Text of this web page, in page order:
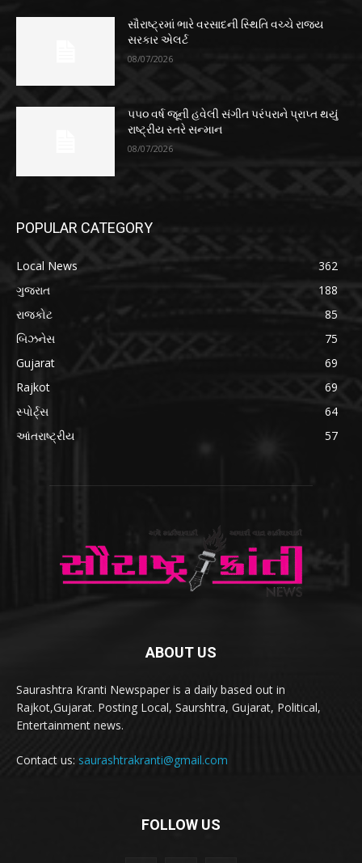
સૌરાષ્ટ્રમાં ભારે વરસાદની સ્થિતિ વચ્ચે રાજ્ય
સરકાર એલર્ટ
08/07/2026
૫૫૦ વર્ષ જૂની હવેલી સંગીત પરંપરાને પ્રાપ્ત થયું
રાષ્ટ્રીય સ્તરે સન્માન
08/07/2026
POPULAR CATEGORY
Local News
362
ગુજરાત
188
રાજકોટ
85
બિઝનેસ
75
Gujarat
69
Rajkot
69
સ્પોર્ટ્સ
64
આંતરાષ્ટ્રીય
57
ABOUT US
Saurashtra Kranti Newspaper is a daily based out in
Rajkot,Gujarat. Posting Local, Saurshtra, Gujarat, Political,
Entertainment news.
Contact us: saurashtrakranti@gmail.com
FOLLOW US